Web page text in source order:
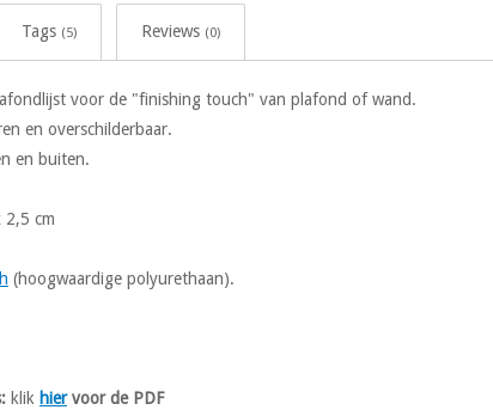
Tags (5) Reviews (0)
voor de "finishing touch" van plafond of wand.
en overschilderbaar.
en buiten.
2,5 cm
(hoogwaardige polyurethaan).
klik hiervoor de PDF